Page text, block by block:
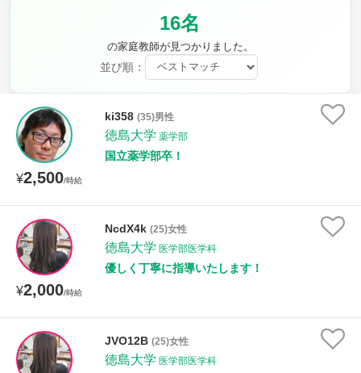
16名
の家庭教師が見つかりました。
並び順：
¥2,500/時給
ki358 (35)男性
徳島大学 薬学部
国立薬学部卒！
¥2,000/時給
NcdX4k (25)女性
徳島大学 医学部医学科
優しく丁寧に指導いたします！
JVO12B (25)女性
徳島大学 医学部医学科
音楽
時給：¥1,000 ～ ¥10,000
授業可能日
土曜日 日曜日
所属大学
年齢：18-101歳